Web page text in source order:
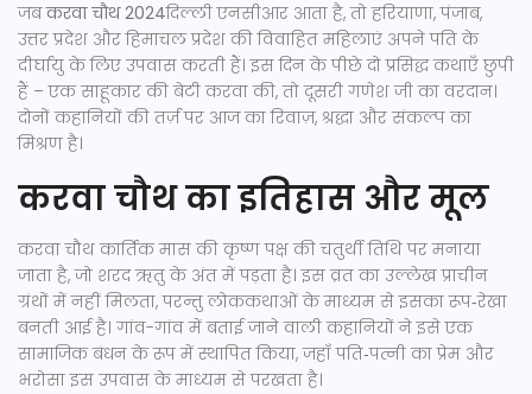
जबकरवा चौथ 2024दिल्ली एनसीआर आता है, तोहरियाणा,पंजाब,
उत्तर प्रदेश औरहिमाचल प्रदेशकी विवाहित महिलाएं अपने पति के
दीर्घायु के लिए उपवास करती हैं। इस दिन के पीछे दो प्रसिद्ध कथाएँ छुपी
हैं – एक साहूकार की बेटीकरवाकी, तो दूसरी गणेश जीका वरदान।
दोनों कहानियों की तर्ज़ पर आज का रिवाज़, श्रद्धा और संकल्प का
मिश्रण है।
करवा चौथ का इतिहास और मूल
करवा चौथ कार्तिक मास की कृष्ण पक्ष की चतुर्थी तिथि पर मनाया
जाता है, जो शरद ऋतु के अंत में पड़ता है। इस व्रत का उल्लेख प्राचीन
ग्रंथों में नहीं मिलता, परन्तु लोककथाओं के माध्यम से इसका रूप‑रेखा
बनती आई है। गांव-गांव में बताई जाने वाली कहानियों ने इसे एक
सामाजिक बंधन के रूप में स्थापित किया, जहाँ पति‑पत्नी का प्रेम और
भरोसा इस उपवास के माध्यम से परखता है।